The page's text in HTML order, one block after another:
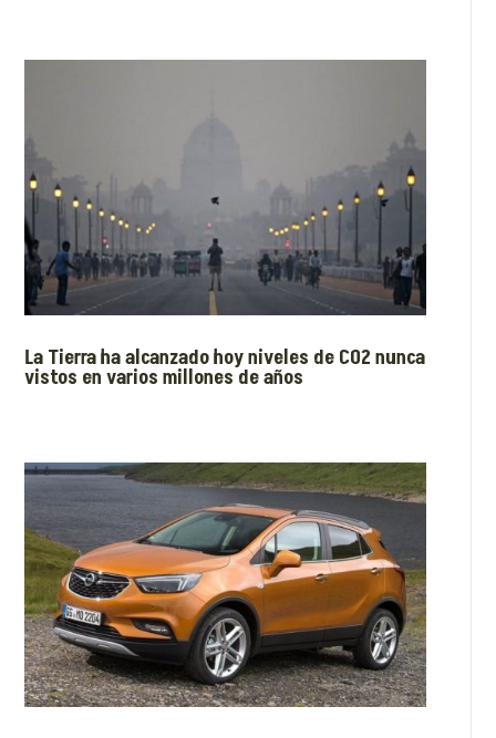
La Tierra ha alcanzado hoy niveles de CO2 nunca
vistos en varios millones de años